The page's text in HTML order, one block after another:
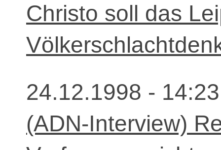
Christo soll das
24.12.1998 -
(ADN-Interview)